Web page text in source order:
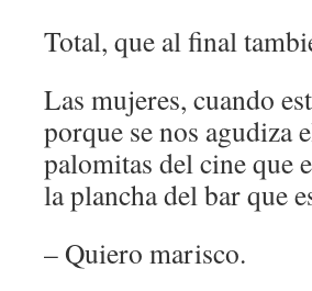
Total, que al final
Las mujeres, cuando
porque se nos agudiza
palomitas del cine que
la plancha del bar que
– Quiero marisco.